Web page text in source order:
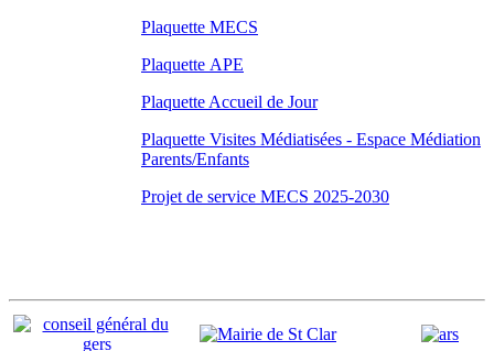
Plaquette MECS
Plaquette APE
Plaquette Accueil de Jour
Plaquette Visites Médiatisées - Espace Médiation
Parents/Enfants
Projet de service MECS 2025-2030